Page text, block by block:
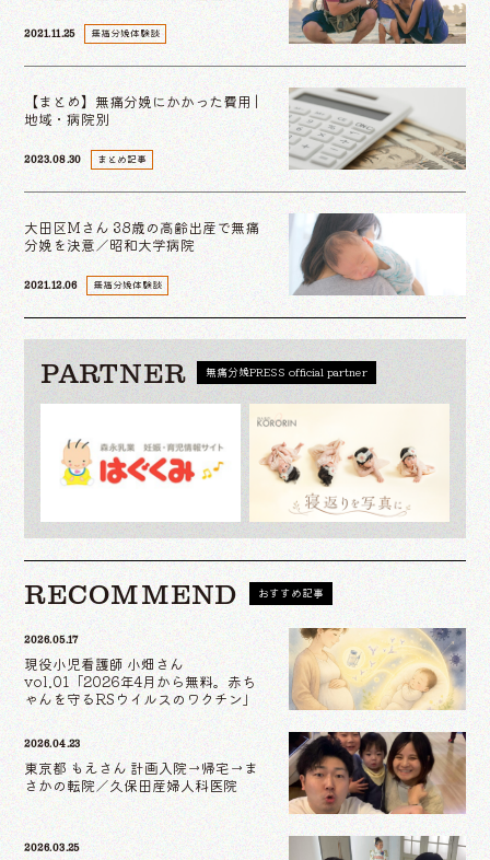
2021.11.25 無痛分娩体験談
2023.08.30 まとめ記事
【まとめ】無痛分娩にかかった費用 |
地域・病院別
2021.12.06 無痛分娩体験談
大田区Mさん 38歳の高齢出産で無痛
分娩を決意／昭和大学病院
PARTNER 無痛分娩PRESS official partner
RECOMMEND おすすめ記事
2026.05.17
現役小児看護師 小畑さん
vol.01「2026年4月から無料。赤ち
ゃんを守るRSウイルスのワクチン」
2026.04.23
東京都 もえさん 計画入院→帰宅→ま
さかの転院／久保田産婦人科医院
2026.03.25